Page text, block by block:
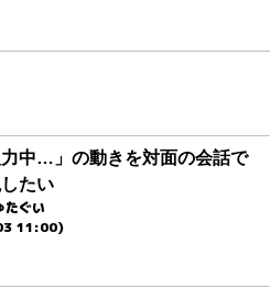
力中…」の動きを対面の会話で
たい
たぐい
11:00)